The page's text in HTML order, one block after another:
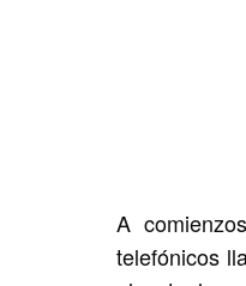
A
telefónicos